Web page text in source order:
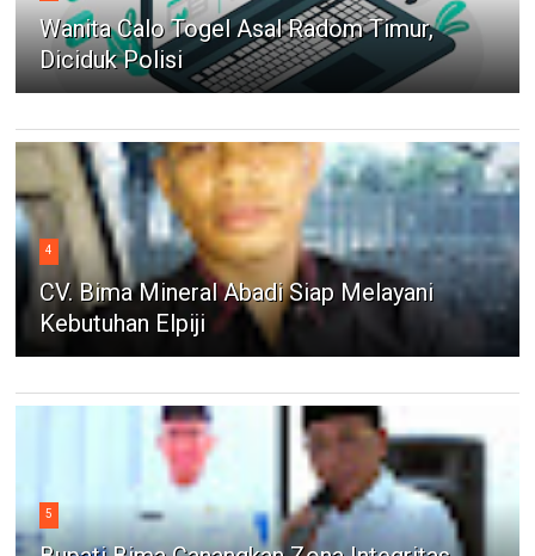
Wanita Calo Togel Asal Radom Timur,
Diciduk Polisi
4
CV. Bima Mineral Abadi Siap Melayani
Kebutuhan Elpiji
5